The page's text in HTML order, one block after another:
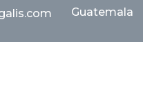
Guatemala